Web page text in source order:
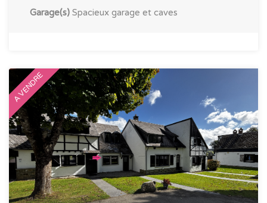
Garage(s) Spacieux garage et caves
A VENDRE